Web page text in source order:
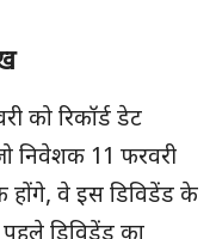
को रिकॉर्ड डेट
निवेशक 11 फरवरी
वे इस डिविडेंड के